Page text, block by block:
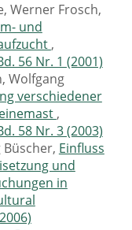
Werner Frosch,
und
,
56 Nr. 1 (2001)
Wolfgang
verschiedener
,
58 Nr. 3 (2003)
Einfluss
und
in